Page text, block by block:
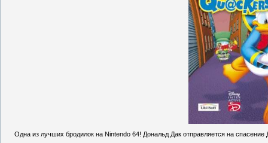
Одна из лучших бродилок на Nintendo 64! Дональд Дак отправляется на